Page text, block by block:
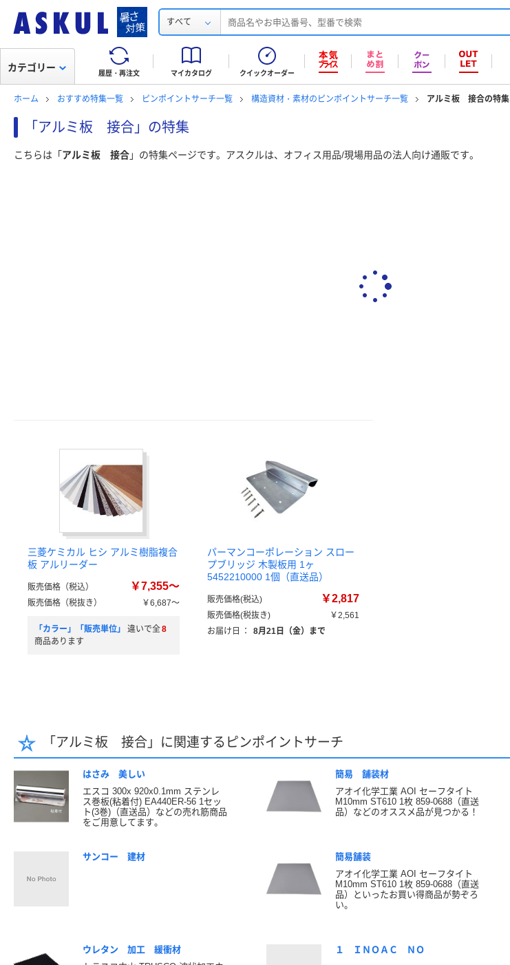
すべて
履歴・再注文 マイカタログ クイックオーダー
カテゴリー
ホーム おすすめ特集一覧 ピンポイントサーチ一覧 構造資材・素材のピンポイントサーチ一覧 アルミ板 接合の特集
「アルミ板 接合」の特集
こちらは「 アルミ板 接合」の特集ページです。アスクルは、オフィス用品/現場用品の法人向け通販です。
三菱ケミカル ヒシ アルミ樹脂複合
板 アルリーダー
販売価格（税込） ￥7,355～
販売価格（税抜き） ￥6,687～
「カラー」「販売単位」 違いで全8
商品あります
パーマンコーポレーション スロー
プブリッジ 木製板用 1ヶ
5452210000 1個（直送品）
販売価格(税込) ￥2,817
販売価格(税抜き)
￥2,561
お届け日
： 8月21日（金）まで
「アルミ板 接合」に関連するピンポイントサーチ
はさみ 美しい
エスコ 300x 920x0.1mm ステンレ
ス巻板(粘着付) EA440ER-56 1セッ
ト(3巻)（直送品）などの売れ筋商品
をご用意してます。
簡易 舗装材
アオイ化学工業 AOI セーフタイト
M10mm ST610 1枚 859-0688（直送
品）などのオススメ品が見つかる！
サンコー 建材
簡易舗装
アオイ化学工業 AOI セーフタイト
M10mm ST610 1枚 859-0688（直送
品）といったお買い得商品が勢ぞろ
い。
ウレタン 加工 緩衝材
１ ＩＮＯＡＣ ＮＯ